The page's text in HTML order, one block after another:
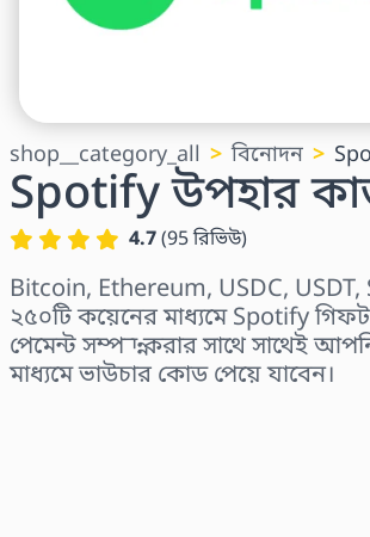
shop__category_all বিনোদন
Spotify উপহার
4.7(95রিভিউ)
Bitcoin, Ethereum, USDC, USDT,
২৫০টি কয়েনের মাধ্যমে Spotify গিফট
পেমেন্ট সম্পন্ন করার সাথে সাথেই
মাধ্যমে ভাউচার কোড পেয়ে যাবেন।